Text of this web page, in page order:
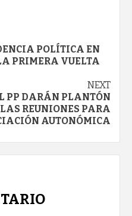
POLÍTICA EN
PRIMERA VUELTA
NEXT
PP DARÁN PLANTÓN
REUNIONES PARA
AUTONÓMICA